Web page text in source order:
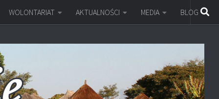
WOLONTARIAT AKTUALNOŚCI MEDIA BLOG